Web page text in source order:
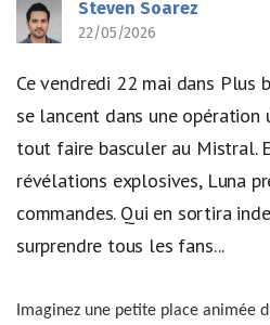
Steven Soarez
22/05/2026
Ce vendredi 22 mai dans Plus
se lancent dans une
tout faire basculer au Mistral.
révélations explosives, Luna
commandes. Qui en sortira
surprendre tous les fans...
Imaginez une petite place animée